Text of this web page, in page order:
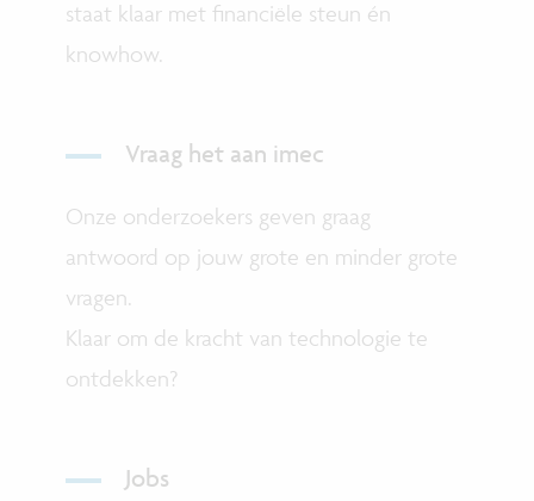
staat klaar met financiële steun én
knowhow.
Vraag het aan imec
Onze onderzoekers geven graag
antwoord op jouw grote en minder grote
vragen.
Klaar om de kracht van technologie te
ontdekken?
Jobs